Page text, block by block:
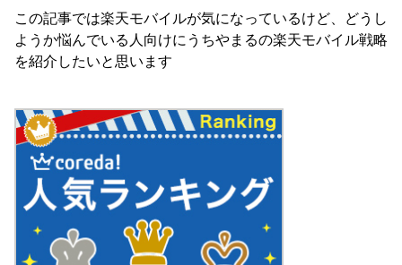
この記事では楽天モバイルが気になっているけど、どうし
ようか悩んでいる人向けにうちやまるの楽天モバイル戦略
を紹介したいと思います